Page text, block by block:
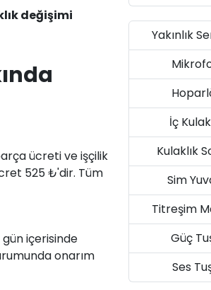
değişimi
ücreti ve işçilik
525 ₺'dir. Tüm
içerisinde
onarım
Yakınlık
İç
Kulaklık
Sim
Titreşim
Güç
Ses